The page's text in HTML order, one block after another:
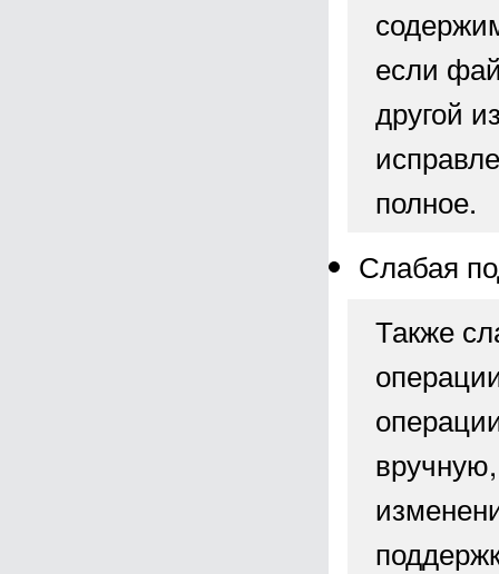
если
другой
полное.
Слабая
Также